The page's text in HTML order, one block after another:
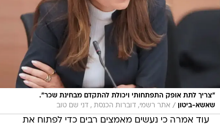
"צריך לתת אופק התפתחותי ויכולת להתקדם מבחינת שכר".
שאשא-ביטון
/ אתר רשמי, דוברות הכנסת , דני שם טוב
עוד אמרה כי נעשים מאמצים רבים כדי לפתוח את